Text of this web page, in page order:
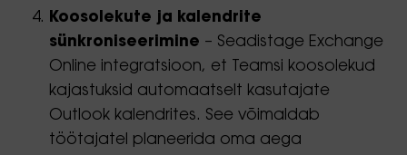
Koosolekute ja kalendrite
sünkroniseerimine – Seadistage Exchange
Online integratsioon, et Teamsi koosolekud
kajastuksid automaatselt kasutajate
Outlook kalendrites. See võimaldab
töötajatel planeerida oma aega